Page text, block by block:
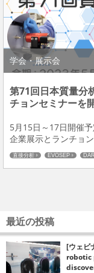
学会・展示会
第71回日本質量分
チョンセミナーを
5月15日～17日開催
企業展示とランチョ
直接分析 EVOSEP
最近の投稿
[ウェ
robotic